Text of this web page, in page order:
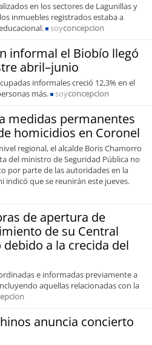
en los sectores de Lagunillas y
inmuebles registrados estaba a
soyconcepcion
informal el Biobío llegó
abril–junio
informales creció 12,3% en el
más.
soyconcepcion
medidas permanentes
homicidios en Coronel
regional, el alcalde Boris Chamorro
del ministro de Seguridad Pública no
por parte de las autoridades en la
indicó que se reunirán este jueves.
de apertura de
de su Central
a la crecida del
e informadas previamente a
aquellas relacionadas con la
anuncia concierto